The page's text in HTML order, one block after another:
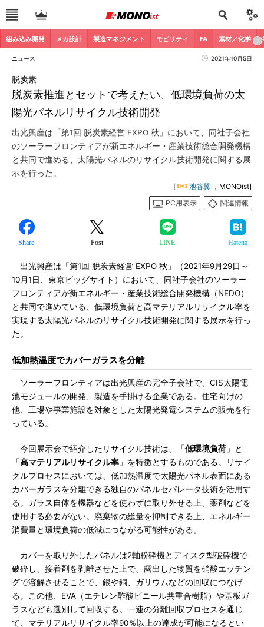
組み込み開発 メカ設計 製造マネジメント モビリティ FA 素材／化学
ニュース 2021年10月5日
脱炭素推進とセットで考えたい、低環境負荷の太
陽光パネルリサイクル技術開発
脱炭素
出光興産は「第1回 脱炭素経営 EXPO 秋」において、同社子会社
のソーラーフロンティアが新エネルギー・産業技術総合開発機構
と共同で進める、太陽光パネルのリサイクル技術開発に関する展
示を行った。
[ 池谷翼 ，MONOist]
PC用表示
関連情報
Share Post LINE Hatena
出光興産は「第1回 脱炭素経営 EXPO 秋」（2021年9月29日～
10月1日、東京ビッグサイト）において、同社子会社のソーラー
フロンティアが新エネルギー・産業技術総合開発機構（NEDO）
と共同で進めている、低環境負荷と高マテリアルリサイクル率を
実現する太陽光パネルのリサイクル技術開発に関する展示を行っ
た。
低加熱温度でカバーガラスを分離
ソーラーフロンティアは出光興産の完全子会社で、CIS太陽電
池モジュールの開発、製造を手掛ける企業である。住宅向けの
他、工場や事業施設を対象とした太陽光発電システムの販売を行
っている。
今回展示会で紹介したリサイクル技術は、「低環境負荷 」と
「高マテリアルリサイクル率 」を特徴とするものである。リサイ
クルプロセスにおいては、低加熱温度で太陽光パネル表面にある
カバーガラスを分離できる独自のパネルセパレータ技術を活用す
る。ガラス自体を機器などを使わずに取り外せる上、薬剤などを
使用する必要がない。廃棄物の総量を抑制できる上、エネルギー
消費量と環境負荷の低減につながる可能性がある。
カバーを取り外したパネルは2軸粉砕機とディスク型破砕機で
破砕し、接着剤を剥離させた上で、露出した物質を硝酸エッチン
グで溶解させることで、銀や銅、ガリウムなどの回収につなげ
る。この他、EVA（エチレン酢酸ビニール共重合樹脂）や基板ガ
ラスなども選別して回収する。一連の分離回収プロセスを通じ
て、マテリアルリサイクル率90％以上の達成が可能になるとい